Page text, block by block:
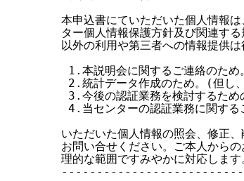
本申込書にていただいた個人情報
ター個人情報保護方針及び関連す
以外の利用や第三者への情報提供は
1.本説明会に関するご連絡のため。
2.統計データ作成のため。(但し
3.今後の認証業務を検討するため
4.当センターの認証業務に関する
いただいた個人情報の照会、修
お問い合せください。ご本人から
理的な範囲ですみやかに対応します